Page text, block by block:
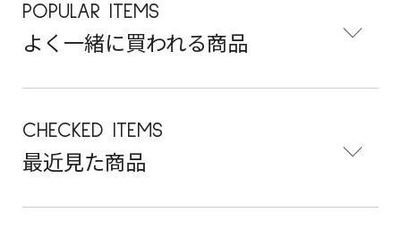
POPULAR ITEMS
よく一緒に買われる商品
CHECKED ITEMS
最近見た商品